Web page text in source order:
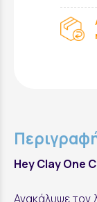
Hey Clay One
Ανακάλυψε τον